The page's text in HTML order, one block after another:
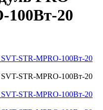
100Вт-20